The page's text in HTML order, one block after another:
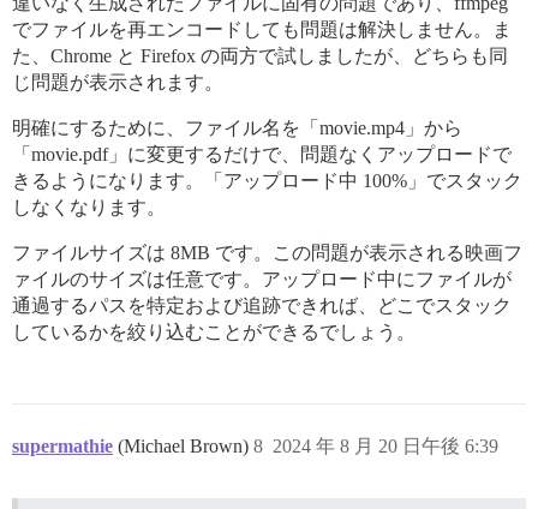
でファイルを再エンコードしても問題は解決しません。ま
た、Chrome と Firefox の両方で試しましたが、どちらも同
じ問題が表示されます。
明確にするために、ファイル名を「movie.mp4」から
「movie.pdf」に変更するだけで、問題なくアップロードで
きるようになります。「アップロード中 100%」でスタック
しなくなります。
ファイルサイズは 8MB です。この問題が表示される映画フ
ァイルのサイズは任意です。アップロード中にファイルが
通過するパスを特定および追跡できれば、どこでスタック
しているかを絞り込むことができるでしょう。
supermathie (Michael Brown) 2024 年 8 月 20 日午後 6:39
8